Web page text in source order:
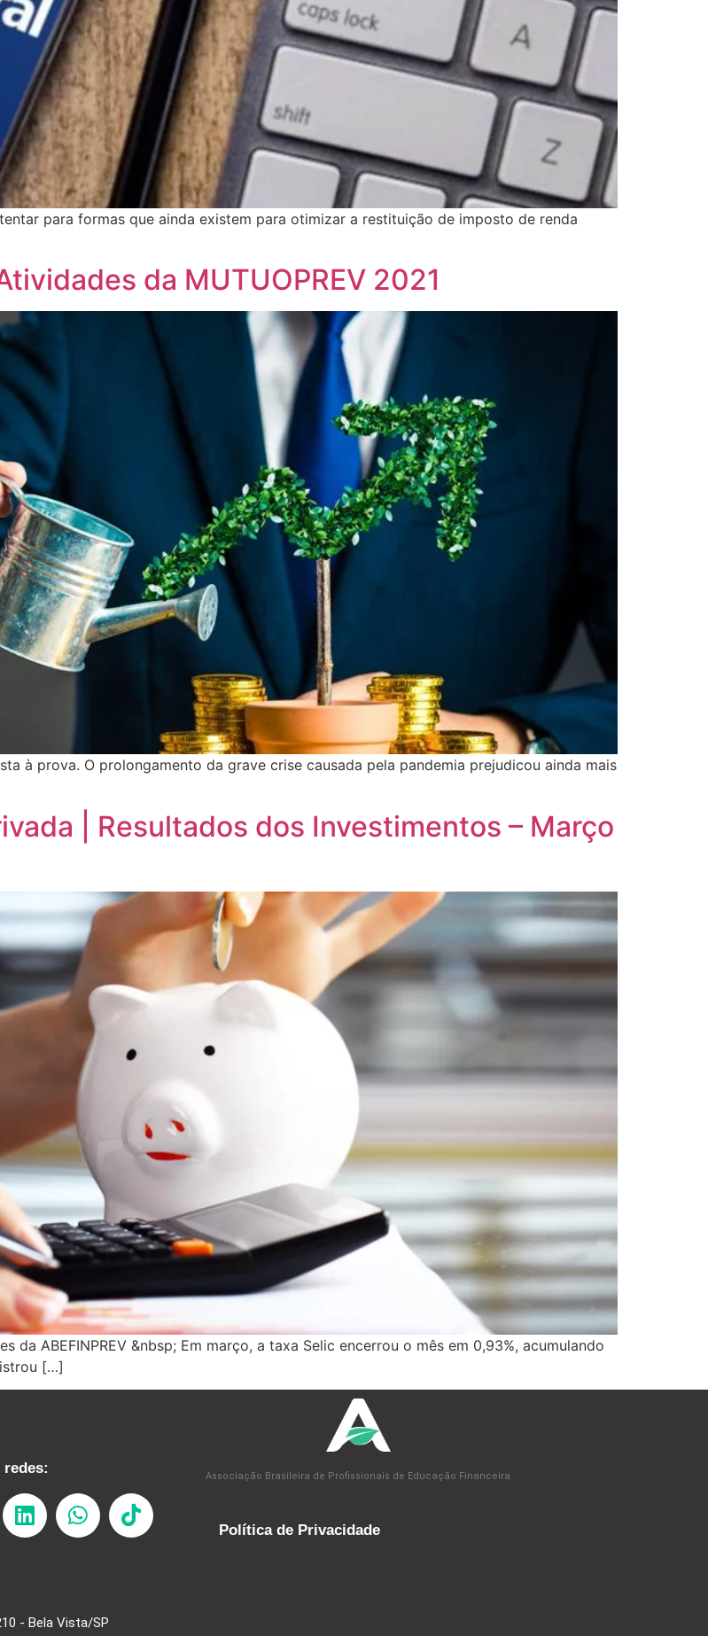
para formas que ainda existem para otimizar a restituição de imposto de renda
da MUTUOPREV 2021
à prova. O prolongamento da grave crise causada pela pandemia prejudicou ainda mais
| Resultados dos Investimentos – Março
da ABEFINPREV &nbsp; Em março, a taxa Selic encerrou o mês em 0,93%, acumulando
[…]
redes:
- Bela Vista/SP
Associação Brasileira de Profissionais de Educação Financeira
Política de Privacidade